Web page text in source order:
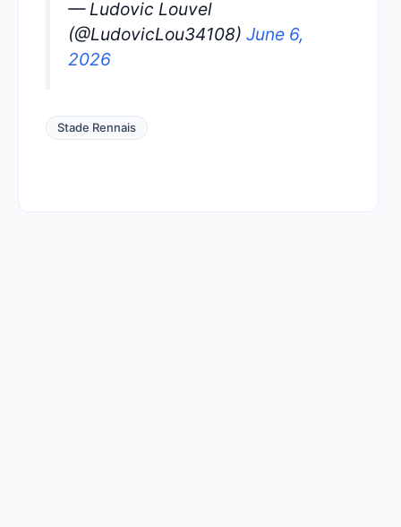
— Ludovic Louvel
(@LudovicLou34108) June 6,
2026
Stade Rennais